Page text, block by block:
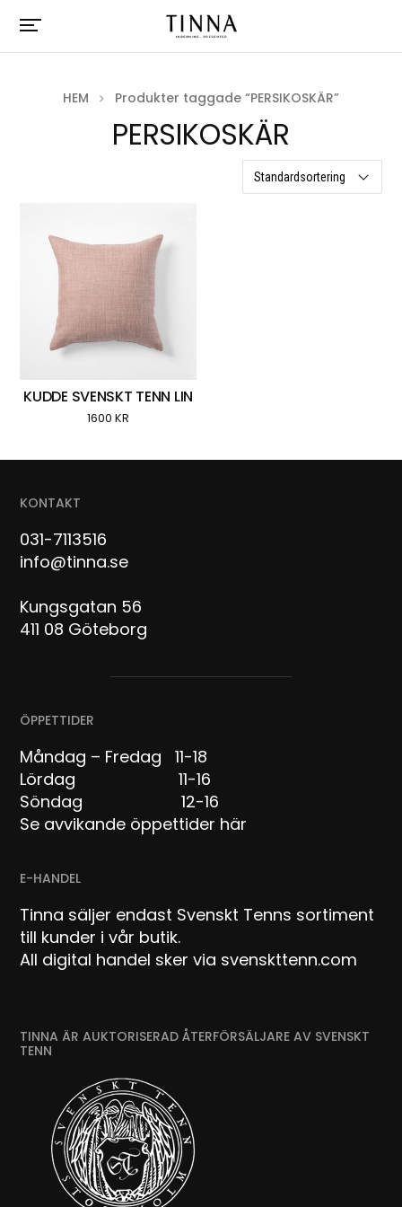
HEM Produkter taggade “PERSIKOSKÄR”
PERSIKOSKÄR
KUDDE SVENSKT TENN LIN
1600KR
KONTAKT
031-7113516
info@tinna.se
Kungsgatan 56
411 08 Göteborg
ÖPPETTIDER
Måndag – Fredag 11-18
Lördag 11-16
Söndag 12-16
Se avvikande öppettider här
E-HANDEL
Tinna säljer endast Svenskt Tenns sortiment
till kunder i vår butik.
All digital handel sker via svenskttenn.com
TINNA ÄR AUKTORISERAD ÅTERFÖRSÄLJARE AV SVENSKT
TENN